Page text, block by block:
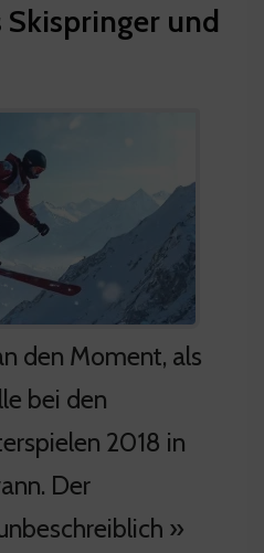
Skispringer und
den Moment, als
bei den
2018 in
Der
»